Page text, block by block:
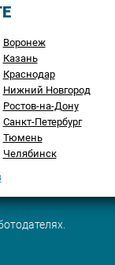
Воронеж
Казань
Краснодар
Нижний Новгород
Ростов-на-Дону
Санкт-Петербург
Тюмень
Челябинск